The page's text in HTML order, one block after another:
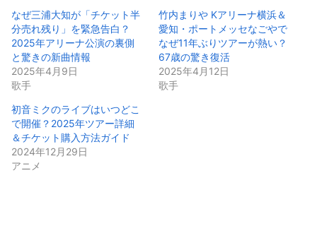
なぜ三浦大知が「チケット半
分売れ残り」を緊急告白？
2025年アリーナ公演の裏側
と驚きの新曲情報
2025年4月9日
歌手
竹内まりや Kアリーナ横浜＆
愛知・ポートメッセなごやで
なぜ11年ぶりツアーが熱い？
67歳の驚き復活
2025年4月12日
歌手
初音ミクのライブはいつどこ
で開催？2025年ツアー詳細
＆チケット購入方法ガイド
2024年12月29日
アニメ